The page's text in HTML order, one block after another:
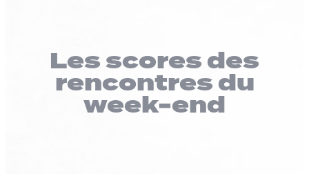
Les scores des
rencontres du
week-end